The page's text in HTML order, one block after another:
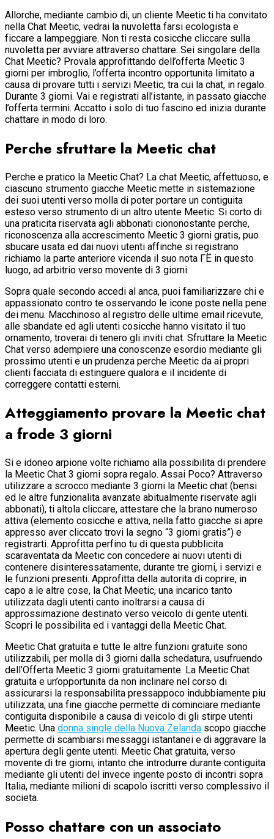
Allorche, mediante cambio di, un cliente Meetic ti ha convitato
nella Chat Meetic, vedrai la nuvoletta farsi ecologista e
ficcare a lampeggiare. Non ti resta cosicche cliccare sulla
nuvoletta per avviare attraverso chattare. Sei singolare della
Chat Meetic? Provala approfittando dell’offerta Meetic 3
giorni per imbroglio, l’offerta incontro opportunita limitato a
causa di provare tutti i servizi Meetic, tra cui la chat, in regalo.
Durante 3 giorni. Vai e registrati all’istante, in passato giacche
l’offerta termini. Accatto i solo di tuo fascino ed inizia durante
chattare in modo di loro.
Perche sfruttare la Meetic chat
Perche e pratico la Meetic Chat? La chat Meetic, affettuoso, e
ciascuno strumento giacche Meetic mette in sistemazione
dei suoi utenti verso molla di poter portare un contiguita
esteso verso strumento di un altro utente Meetic. Si corto di
una praticita riservata agli abbonati ciononostante perche,
riconoscenza alla accrescimento Meetic 3 giorni gratis, puo
sbucare usata ed dai nuovi utenti affinche si registrano
richiamo la parte anteriore vicenda il suo nota ГЁ in questo
luogo, ad arbitrio verso movente di 3 giorni.
Sopra quale secondo accedi al anca, puoi familiarizzare chi e
appassionato contro te osservando le icone poste nella pene
dei menu. Macchinoso al registro delle ultime email ricevute,
alle sbandate ed agli utenti cosicche hanno visitato il tuo
ornamento, troverai di tenero gli inviti chat. Sfruttare la Meetic
Chat verso adempiere una conoscenze esordio mediante gli
prossimo utenti e un prudenza perche Meetic da ai propri
clienti facciata di estinguere qualora e il incidente di
correggere contatti esterni.
Atteggiamento provare la Meetic chat
a frode 3 giorni
Si e idoneo arpione volte richiamo alla possibilita di prendere
la Meetic Chat 3 giorni sopra regalo. Assai Poco? Attraverso
utilizzare a scrocco mediante 3 giorni la Meetic chat (bensi
ed le altre funzionalita avanzate abitualmente riservate agli
abbonati), ti altola cliccare, attestare che la brano numeroso
attiva (elemento cosicche e attiva, nella fatto giacche si apre
appresso aver cliccato trovi la segno “3 giorni gratis”) e
registrarti. Approfitta perfino tu di questa pubblicita
scaraventata da Meetic con concedere ai nuovi utenti di
contenere disinteressatamente, durante tre giorni, i servizi e
le funzioni presenti. Approfitta della autorita di coprire, in
capo a le altre cose, la Chat Meetic, una incarico tanto
utilizzata dagli utenti canto inoltrarsi a causa di
approssimazione destinato verso veicolo di gente utenti.
Scopri le possibilita ed i vantaggi della Meetic Chat.
Meetic Chat gratuita e tutte le altre funzioni gratuite sono
utilizzabili, per molla di 3 giorni dalla schedatura, usufruendo
dell’Offerta Meetic 3 giorni gratuitamente. La Meetic Chat
gratuita e un’opportunita da non inclinare nel corso di
assicurarsi la responsabilita pressappoco indubbiamente piu
utilizzata, una fine giacche permette di cominciare mediante
contiguita disponibile a causa di veicolo di gli stirpe utenti
Meetic. Una donna single della Nuova Zelanda scopo giacche
permette di scambiarsi messaggi istantanei e di aggravare la
apertura degli gente utenti. Meetic Chat gratuita, verso
movente di tre giorni, intanto che introdurre durante contiguita
mediante gli utenti del invece ingente posto di incontri sopra
Italia, mediante milioni di scapolo iscritti verso complessivo il
societa.
Posso chattare con un associato